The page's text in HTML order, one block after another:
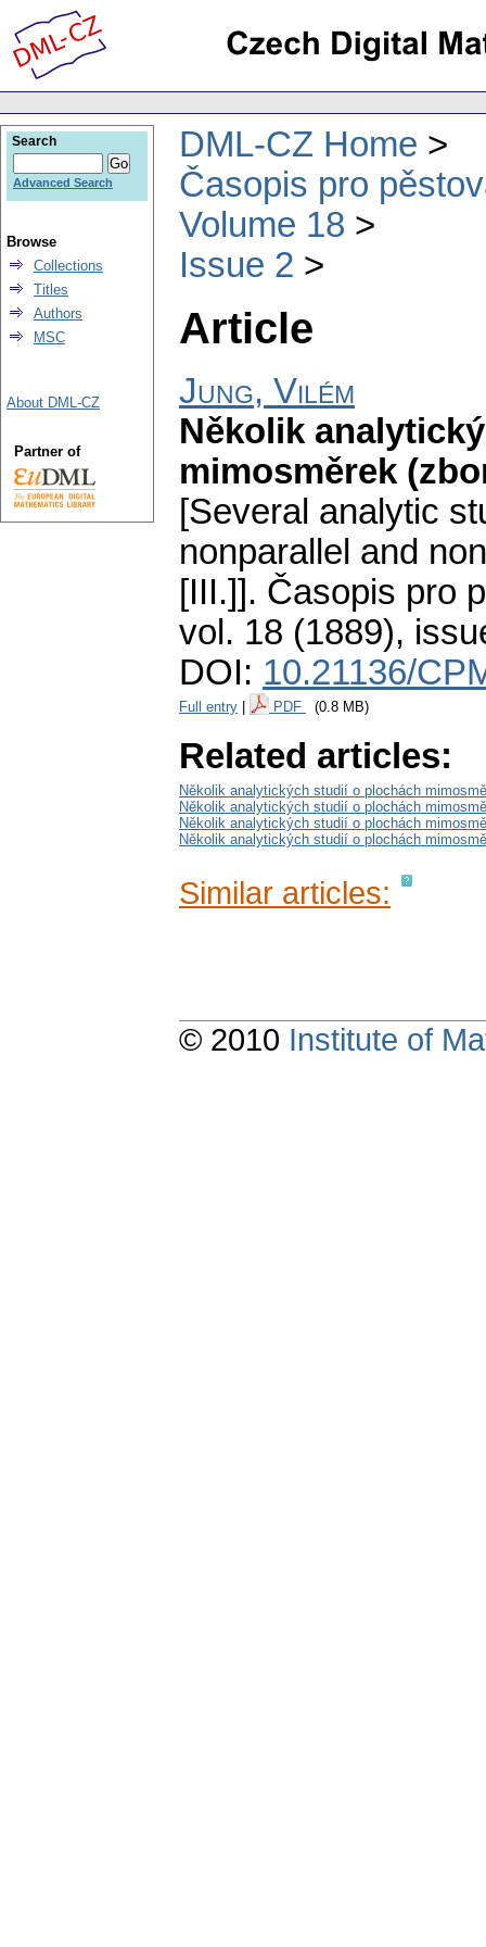
DML-CZ Home
Časopis pro
Volume 18
Issue 2
Article
Jung, Vilém
Několik
mimosměrek
[Several analytic
nonparallel and
[III.]]. Časopis pro
vol. 18 (1889),
DOI: 10.21136/
Full entry PDF (0.8 MB)
Related articles:
Několik analytických studií o plochách
Několik analytických studií o plochách
Několik analytických studií o plochách
Několik analytických studií o plochách
Similar articles:
Search
Advanced Search
Browse
Collections
Titles
Authors
MSC
About DML-CZ
Partner of
© 2010 Institute of